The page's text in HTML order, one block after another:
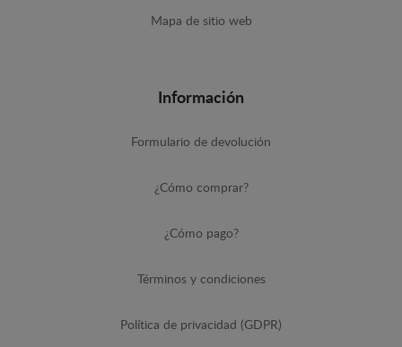
Mapa de sitio web
Información
Formulario de devolución
¿Cómo comprar?
¿Cómo pago?
Términos y condiciones
Política de privacidad (GDPR)